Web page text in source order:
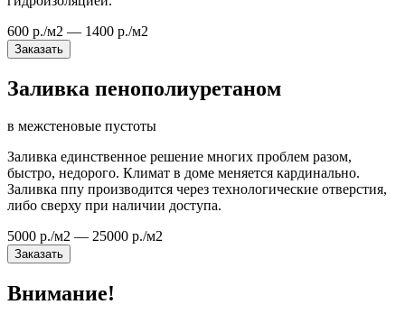
600 р./м2 — 1400 р./м2
Заказать
Заливка пенополиуретаном
в межстеновые пустоты
Заливка единственное решение многих проблем разом,
быстро, недорого. Климат в доме меняется кардинально.
Заливка ппу производится через технологические отверстия,
либо сверху при наличии доступа.
5000 р./м2 — 25000 р./м2
Заказать
Внимание!